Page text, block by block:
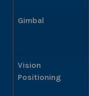
Gimbal
Vision
Positioning